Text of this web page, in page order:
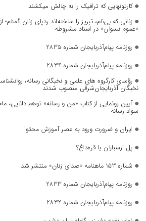
کارتونهایی که ترافیک را به چالش میکشند
زنانی که بی‌نام، تبریز را ساخته‌اند ردپای زنان گمنام؛
«عموم نسوان» در اسناد مشروطه
روزنامه پیام‌آذربایجان شماره 2835
روزنامه پیام‌آذربایجان شماره 2834
رؤسای کارگروه های علمی و نخبگانی رسانه،
نخبگان آذربایجان‌شرقی منصوب شدند
آیین رونمایی از کتاب «من و رسانه» توهم دانایی،
سواد رسانه
ایران و ضرورت ورود به عصر آموزش محتوا
پل ارسباران یا قره‌داغ؟
شماره ۱۵۳ ماهنامه «صدای زنان» منتشر شد
روزنامه پیام‌آذربایجان شماره 2833
روزنامه پیام‌آذربایجان شماره 2832